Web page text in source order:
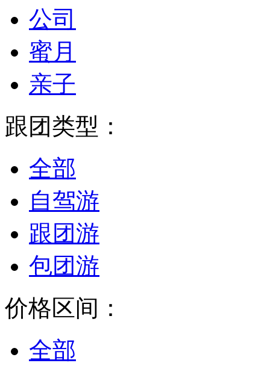
公司
蜜月
亲子
跟团类型：
全部
自驾游
跟团游
包团游
价格区间：
全部